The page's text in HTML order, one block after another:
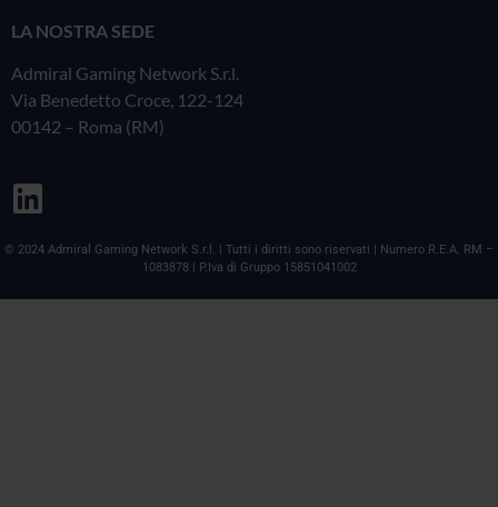
LA NOSTRA SEDE
Admiral Gaming Network S.r.l.
Via Benedetto Croce, 122-124
00142 – Roma (RM)
© 2024 Admiral Gaming Network S.r.l. | Tutti i diritti sono riservati | Numero R.E.A. RM –
1083878 | P.Iva di Gruppo 15851041002